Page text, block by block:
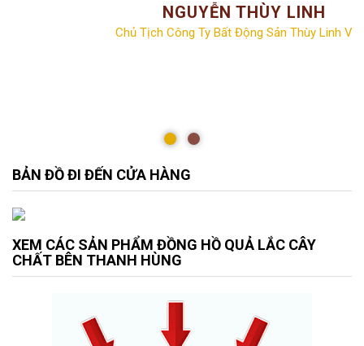
NGUYỄN THÙY LINH
Chủ Tịch Công Ty Bất Động Sản Thùy Linh
BẢN ĐỒ ĐI ĐẾN CỬA HÀNG
XEM CÁC SẢN PHẨM ĐỒNG HỒ QUẢ LẮC CÂY
CHẤT BÊN THANH HÙNG